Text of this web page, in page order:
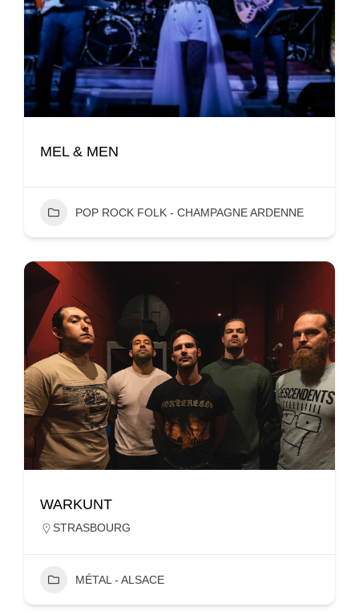
MEL & MEN
POP ROCK FOLK - CHAMPAGNE ARDENNE
WARKUNT
STRASBOURG
MÉTAL - ALSACE